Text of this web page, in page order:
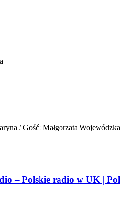
/ Gość: Małgorzata Wojewódzka